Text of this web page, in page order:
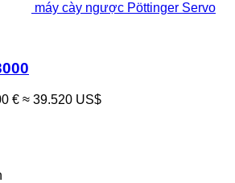
máy cày ngược Pöttinger Servo
€ ≈ 39.520 US$